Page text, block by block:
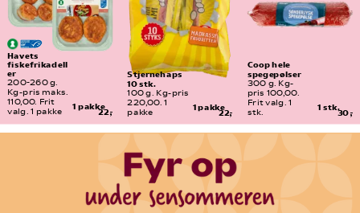
1 pakke
22,-
Havets
fiskefrikadell
er
200-260 g.
Kg-pris maks.
110,00. Frit
valg. 1 pakke
1 pakke
22,-
Stjernehaps
10 stk.
100 g. Kg-pris
220,00. 1
pakke
1 stk.
30,-
Coop hele
spegepølser
300 g. Kg-
pris 100,00.
Frit valg. 1
stk.